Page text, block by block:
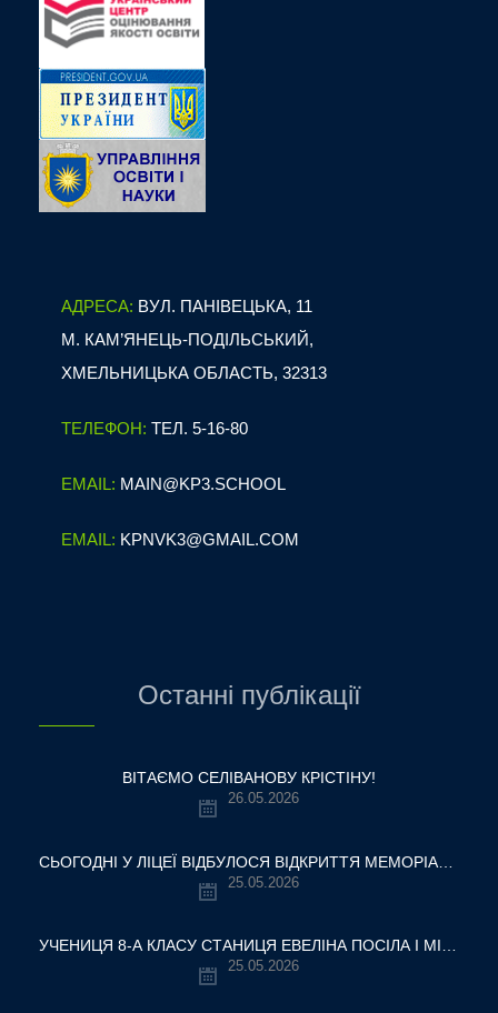
АДРЕСА: ВУЛ. ПАНІВЕЦЬКА, 11
М. КАМ’ЯНЕЦЬ-ПОДІЛЬСЬКИЙ,
ХМЕЛЬНИЦЬКА ОБЛАСТЬ, 32313
ТЕЛЕФОН: ТЕЛ. 5-16-80
EMAIL: MAIN@KP3.SCHOOL
EMAIL: KPNVK3@GMAIL.COM
Останні публікації
ВІТАЄМО СЕЛІВАНОВУ КРІСТІНУ!
26.05.2026
25.05.2026
УЧЕНИЦЯ 8-А КЛАСУ СТАНИЦЯ ЕВЕЛІНА ПОСІЛА І МІСЦЕ У ВСЕУКРАЇНСЬКОМУ ТУРНІРІ «КРОК ДО МРІЇ – 2026»
25.05.2026